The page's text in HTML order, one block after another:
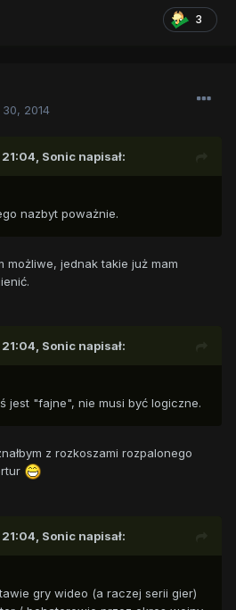
3
2014
Sonic napisał:
nazbyt poważnie.
możliwe, jednak takie już mam
Sonic napisał:
jest "fajne", nie musi być logiczne.
z rozkoszami rozpalonego
Sonic napisał:
gry wideo (a raczej serii gier)